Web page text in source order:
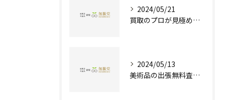
2024/05/21
買取のプロが見極める！骨董品の価値と査定とは？
2024/05/13
美術品の出張無料査定 | 一万点以上の実績で信頼の骨董品買取専門店